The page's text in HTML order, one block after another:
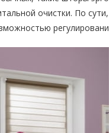
очистки. По